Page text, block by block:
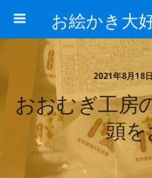
2021年8月18
おおむぎ工房
頭